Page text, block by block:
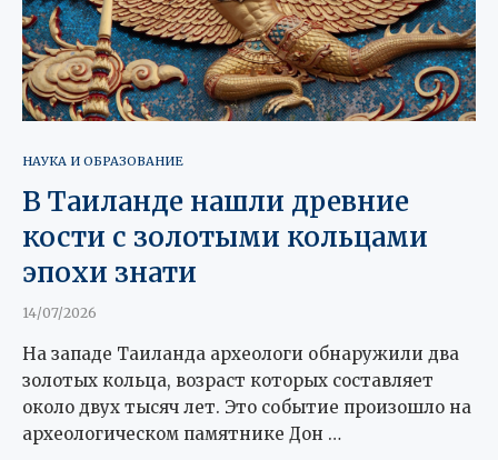
НАУКА И ОБРАЗОВАНИЕ
В Таиланде нашли древние
кости с золотыми кольцами
эпохи знати
14/07/2026
На западе Таиланда археологи обнаружили два
золотых кольца, возраст которых составляет
около двух тысяч лет. Это событие произошло на
археологическом памятнике Дон …